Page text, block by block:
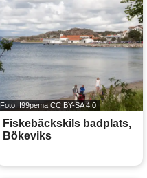
Foto: I99pema CC BY-SA 4.0
Fiskebäckskils badplats,
Bökeviks